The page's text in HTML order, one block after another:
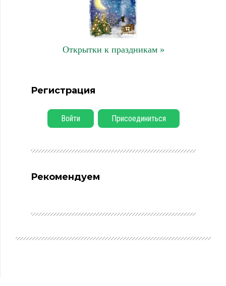
Открытки к праздникам »
Регистрация
Войти Присоединиться
Рекомендуем